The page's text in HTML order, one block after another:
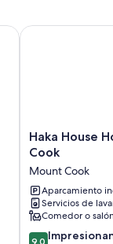
Haka
House
–
Aoraki
Mt
Cook
Mount
Haka House
Cook
Mount Cook
Aparcamiento
Servicios de
Comedor o
9.0
9,0
Haka House